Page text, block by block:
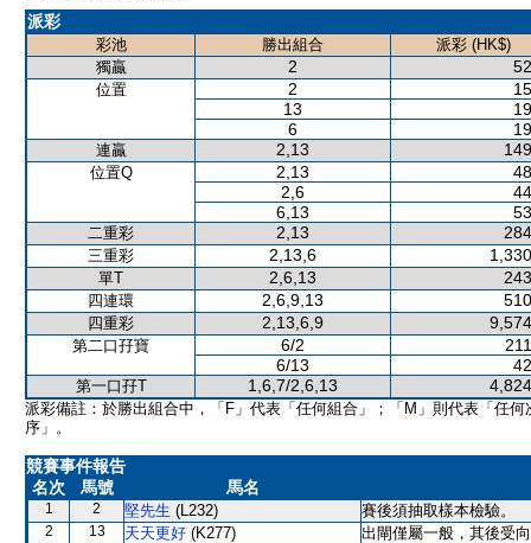
派彩
彩池 勝出組合
派彩 (HK$)
獨贏
2
位置 2
13
6
連贏 2,13
位置Q 2,13
2,6
6,13
二重彩 2,13
三重彩 2,13,6
單T 2,6,13
四連環 2,6,9,13
四重彩 2,13,6,9
第二口孖寶 6/2
6/13
第一口孖T 1,6,7/2,6,13
派彩備註：於勝出組合中，「F」代表「任何組合」；「M」則代表「任何
序」。
競賽事件報告
名次
馬號 馬名
1 2 堅先生 (L232) 賽後須抽取樣本檢驗。
2 13 天天更好 (K277) 出閘僅屬一般，其後受